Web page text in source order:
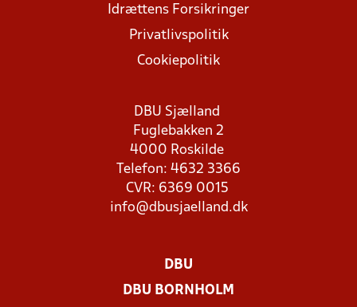
Idrættens Forsikringer
Privatlivspolitik
Cookiepolitik
DBU Sjælland
Fuglebakken 2
4000 Roskilde
Telefon: 4632 3366
CVR: 6369 0015
info@dbusjaelland.dk
DBU
DBU BORNHOLM